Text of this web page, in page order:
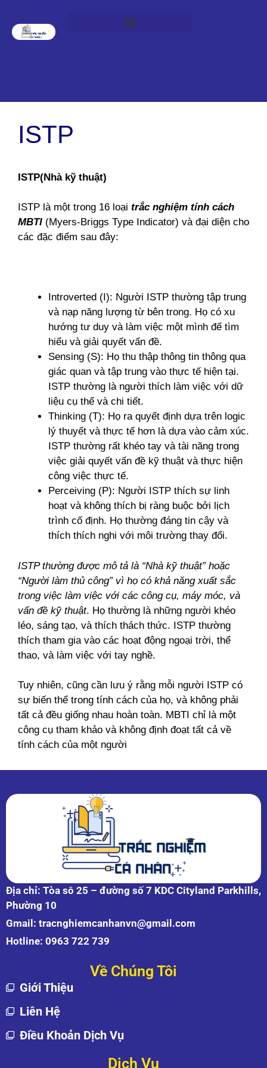
ISTP
ISTP(Nhà kỹ thuật)
ISTP là một trong 16 loại trắc nghiệm tính cách
MBTI (Myers-Briggs Type Indicator) và đại diện cho
các đặc điểm sau đây:
Introverted (I): Người ISTP thường tập trung
và nạp năng lượng từ bên trong. Họ có xu
hướng tư duy và làm việc một mình để tìm
hiểu và giải quyết vấn đề.
Sensing (S): Họ thu thập thông tin thông qua
giác quan và tập trung vào thực tế hiện tại.
ISTP thường là người thích làm việc với dữ
liệu cụ thể và chi tiết.
Thinking (T): Họ ra quyết định dựa trên logic
lý thuyết và thực tế hơn là dựa vào cảm xúc.
ISTP thường rất khéo tay và tài năng trong
việc giải quyết vấn đề kỹ thuật và thực hiện
công việc thực tế.
Perceiving (P): Người ISTP thích sự linh
hoạt và không thích bị ràng buộc bởi lịch
trình cố định. Họ thường đáng tin cậy và
thích thích nghi với môi trường thay đổi.
ISTP thường được mô tả là “Nhà kỹ thuật” hoặc
“Người làm thủ công” vì họ có khả năng xuất sắc
trong việc làm việc với các công cụ, máy móc, và
vấn đề kỹ thuật. Họ thường là những người khéo
léo, sáng tạo, và thích thách thức. ISTP thường
thích tham gia vào các hoạt động ngoại trời, thể
thao, và làm việc với tay nghề.
Tuy nhiên, cũng cần lưu ý rằng mỗi người ISTP có
sự biến thể trong tính cách của họ, và không phải
tất cả đều giống nhau hoàn toàn. MBTI chỉ là một
công cụ tham khảo và không định đoạt tất cả về
tính cách của một người
Địa chỉ: Tòa sô 25 – đường số 7 KDC Cityland Parkhills,
Phường 10
Gmail: tracnghiemcanhanvn@gmail.com
Hotline: 0963 722 739
Về Chúng Tôi
Giới Thiệu
Liên Hệ
Điều Khoản Dịch Vụ
Dịch Vụ